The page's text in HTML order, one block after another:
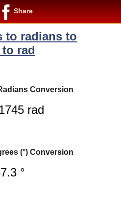
Share
to radians to
to rad
Conversion
rad
(°) Conversion
°